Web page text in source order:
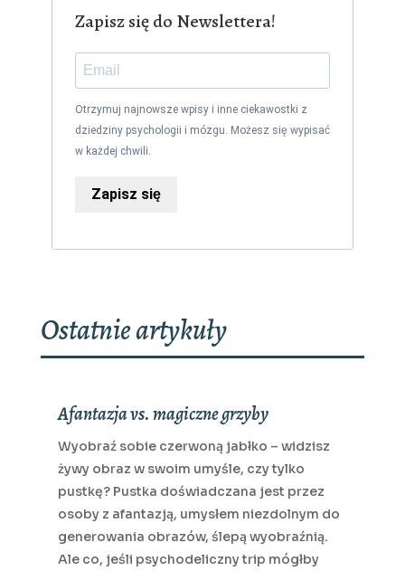
Zapisz się do Newslettera!
Otrzymuj najnowsze wpisy i inne ciekawostki z
dziedziny psychologii i mózgu. Możesz się wypisać
w każdej chwili.
Zapisz się
Ostatnie artykuły
Afantazja vs. magiczne grzyby
Wyobraź sobie czerwoną jabłko – widzisz
żywy obraz w swoim umyśle, czy tylko
pustkę? Pustka doświadczana jest przez
osoby z afantazją, umysłem niezdolnym do
generowania obrazów, ślepą wyobraźnią.
Ale co, jeśli psychodeliczny trip mógłby